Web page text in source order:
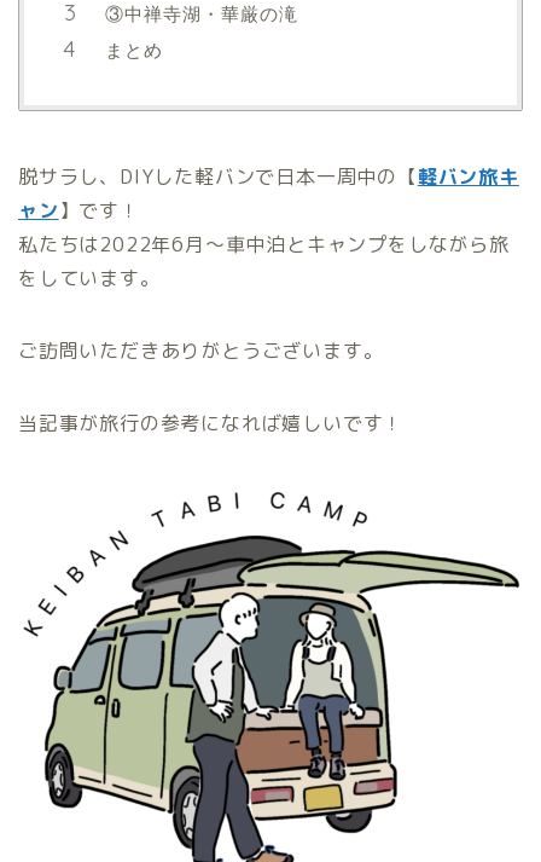
③中禅寺湖・華厳の滝
まとめ
脱サラし、DIYした軽バンで日本一周中の【軽バン旅キ
ャン】です！
私たちは2022年6月～車中泊とキャンプをしながら旅
をしています。
ご訪問いただきありがとうございます。
当記事が旅行の参考になれば嬉しいです！